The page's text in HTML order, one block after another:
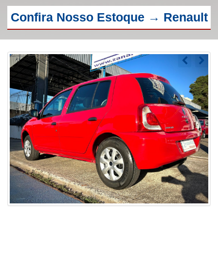
Confira Nosso Estoque → Renault